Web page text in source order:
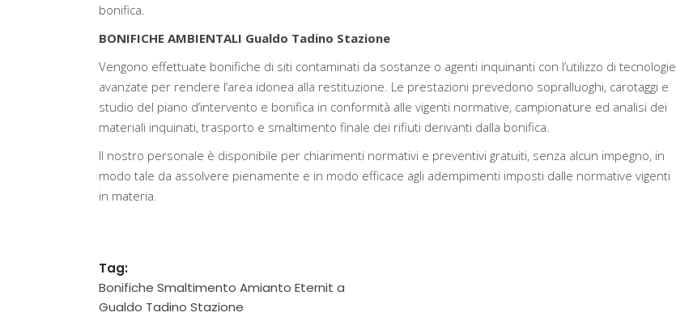
bonifica.
BONIFICHE AMBIENTALI Gualdo Tadino Stazione
Vengono effettuate bonifiche di siti contaminati da sostanze o agenti inquinanti con l’utilizzo di tecnologie
avanzate per rendere l’area idonea alla restituzione. Le prestazioni prevedono sopralluoghi, carotaggi e
studio del piano d’intervento e bonifica in conformità alle vigenti normative, campionature ed analisi dei
materiali inquinati, trasporto e smaltimento finale dei rifiuti derivanti dalla bonifica.
Il nostro personale è disponibile per chiarimenti normativi e preventivi gratuiti, senza alcun impegno, in
modo tale da assolvere pienamente e in modo efficace agli adempimenti imposti dalle normative vigenti
in materia.
Tag:
Bonifiche Smaltimento Amianto Eternit a
Gualdo Tadino Stazione